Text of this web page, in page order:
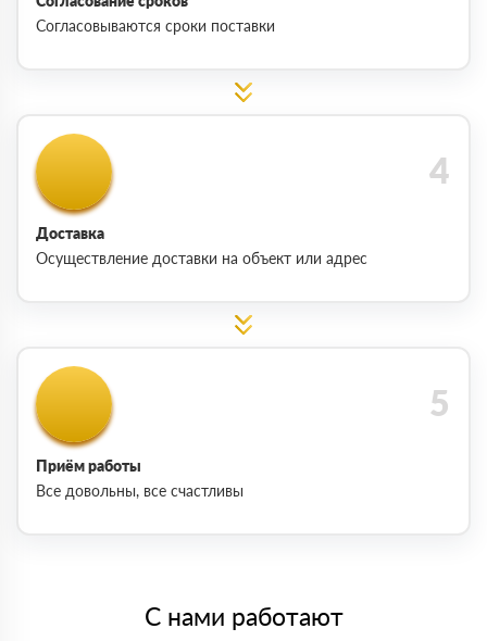
Согласовываются сроки поставки
Доставка
Осуществление доставки на объект или адрес
Приём работы
Все довольны, все счастливы
С нами работают